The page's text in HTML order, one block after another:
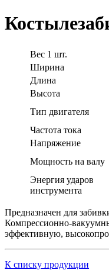
Вес 1 шт.
Ширина
Длина
Высота
Тип двигателя
Частота тока
Напряжение
Мощность на валу
Энергия ударов
инструмента
Предназначен для
Компрессионно-
эффективную,
К списку продукции